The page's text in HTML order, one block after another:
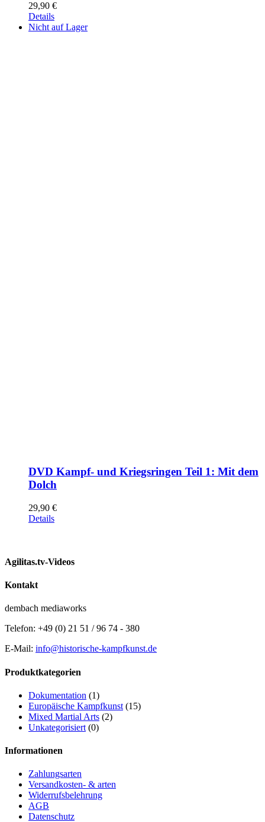
29,90 €
Details
Nicht auf Lager
DVD Kampf- und Kriegsringen Teil 1: Mit dem
Dolch
29,90 €
Details
Agilitas.tv-Videos
Kontakt
dembach mediaworks
Telefon: +49 (0) 21 51 / 96 74 - 380
E-Mail: info@historische-kampfkunst.de
Produktkategorien
Dokumentation (1)
Europäische Kampfkunst (15)
Mixed Martial Arts (2)
Unkategorisiert (0)
Informationen
Zahlungsarten
Versandkosten- & arten
Widerrufsbelehrung
AGB
Datenschutz